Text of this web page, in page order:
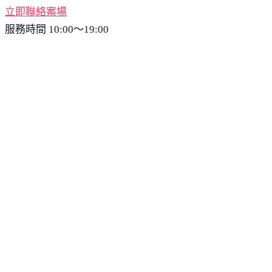
立即聯絡案場
服務時間 10:00～19:00